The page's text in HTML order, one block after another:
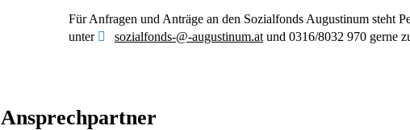
Für Anfragen und Anträge an den Sozialfonds Augustinum steht
unter
sozialfonds-@-augustinum.atund 0316/8032 970 gerne
Ansprechpartner